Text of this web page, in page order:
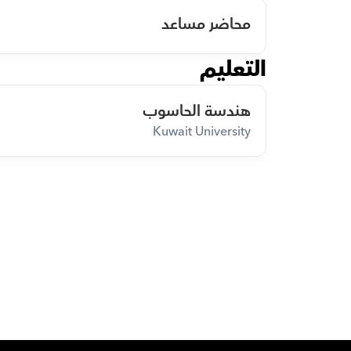
محاضر مساعد
التعليم
هندسة الحاسوب
Kuwait University